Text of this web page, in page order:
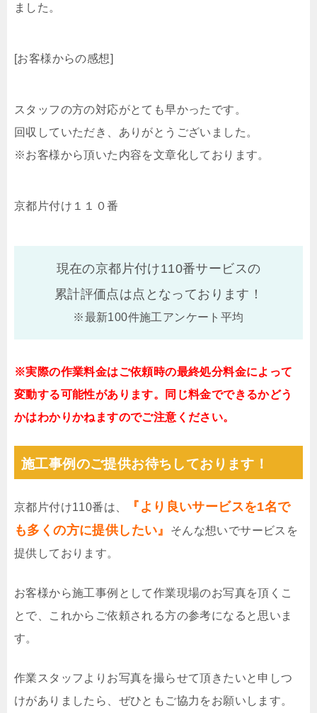
ました。
[お客様からの感想]
スタッフの方の対応がとても早かったです。
回収していただき、ありがとうございました。
※お客様から頂いた内容を文章化しております。
京都片付け１１０番
現在の京都片付け110番サービスの
累計評価点は点となっております！
※最新100件施工アンケート平均
※実際の作業料金はご依頼時の最終処分料金によって
変動する可能性があります。同じ料金でできるかどう
かはわかりかねますのでご注意ください。
施工事例のご提供お待ちしております！
京都片付け110番は、
『より良いサービスを1名で
も多くの方に提供したい』
そんな想いでサービスを
提供しております。
お客様から施工事例として作業現場のお写真を頂くこ
とで、これからご依頼される方の参考になると思いま
す。
作業スタッフよりお写真を撮らせて頂きたいと申しつ
けがありましたら、ぜひともご協力をお願いします。